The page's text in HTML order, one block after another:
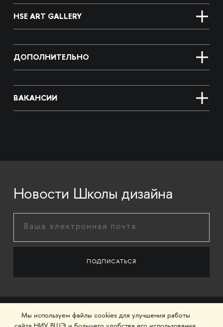
HSE ART GALLERY
ДОПОЛНИТЕЛЬНО
ВАКАНСИИ
Новости Школы дизайна
Мы используем файлы cookies для улучшения работы